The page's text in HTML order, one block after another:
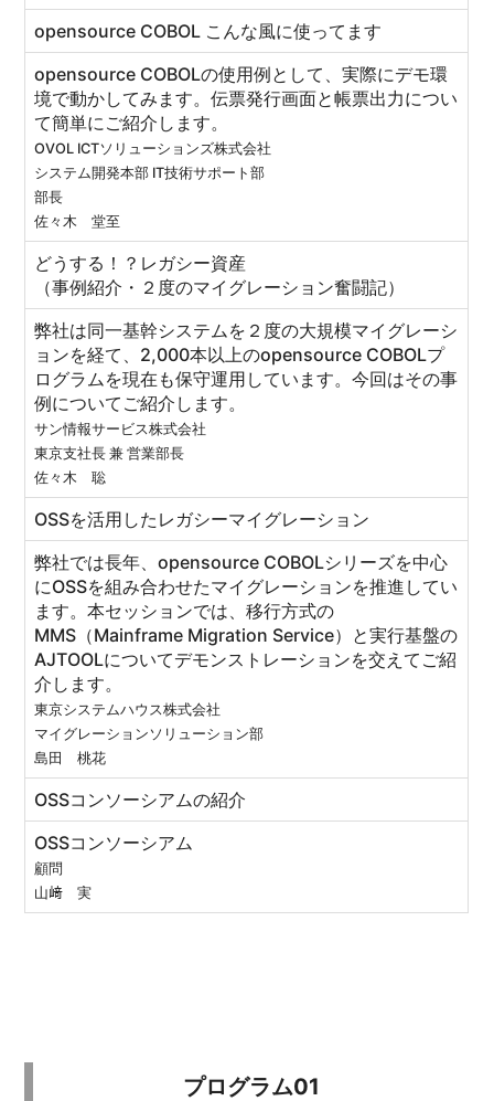
opensource COBOL こんな風に使ってます
opensource COBOLの使用例として、実際にデモ環
境で動かしてみます。伝票発行画面と帳票出力につい
て簡単にご紹介します。
OVOL ICTソリューションズ株式会社
システム開発本部 IT技術サポート部
部長
佐々木 堂至
どうする！？レガシー資産
（事例紹介・２度のマイグレーション奮闘記）
弊社は同一基幹システムを２度の大規模マイグレーシ
ョンを経て、2,000本以上のopensource COBOLプ
ログラムを現在も保守運用しています。今回はその事
例についてご紹介します。
サン情報サービス株式会社
東京支社長 兼 営業部長
佐々木 聡
OSSを活用したレガシーマイグレーション
弊社では長年、opensource COBOLシリーズを中心
にOSSを組み合わせたマイグレーションを推進してい
ます。本セッションでは、移行方式の
MMS（Mainframe Migration Service）と実行基盤の
AJTOOLについてデモンストレーションを交えてご紹
介します。
東京システムハウス株式会社
マイグレーションソリューション部
島田 桃花
OSSコンソーシアムの紹介
OSSコンソーシアム
顧問
山﨑 実
プログラム01